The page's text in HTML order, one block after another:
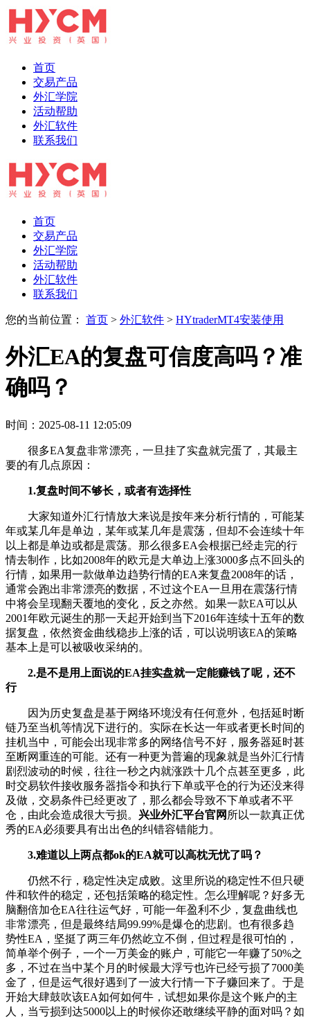
首页
交易产品
外汇学院
活动帮助
外汇软件
联系我们
首页
交易产品
外汇学院
活动帮助
外汇软件
联系我们
您的当前位置： 首页 > 外汇软件 > HYtraderMT4安装使用
外汇EA的复盘可信度高吗？准
确吗？
时间：2025-08-11 12:05:09
很多EA复盘非常漂亮，一旦挂了实盘就完蛋了，其最主
要的有几点原因：
1.复盘时间不够长，或者有选择性
大家知道外汇行情放大来说是按年来分析行情的，可能某
年或某几年是单边，某年或某几年是震荡，但却不会连续十年
以上都是单边或都是震荡。那么很多EA会根据已经走完的行
情去制作，比如2008年的欧元是大单边上涨3000多点不回头的
行情，如果用一款做单边趋势行情的EA来复盘2008年的话，
通常会跑出非常漂亮的数据，不过这个EA一旦用在震荡行情
中将会呈现翻天覆地的变化，反之亦然。如果一款EA可以从
2001年欧元诞生的那一天起开始到当下2016年连续十五年的数
据复盘，依然资金曲线稳步上涨的话，可以说明该EA的策略
基本上是可以被吸收采纳的。
2.是不是用上面说的EA挂实盘就一定能赚钱了呢，还不
行
因为历史复盘是基于网络环境没有任何意外，包括延时断
链乃至当机等情况下进行的。实际在长达一年或者更长时间的
挂机当中，可能会出现非常多的网络信号不好，服务器延时甚
至断网重连的可能。还有一种更为普遍的现象就是当外汇行情
剧烈波动的时候，往往一秒之内就涨跌十几个点甚至更多，此
时交易软件接收服务器指令和执行下单或平仓的行为还没来得
及做，交易条件已经更改了，那么都会导致不下单或者不平
仓，由此会造成很大亏损。 兴业外汇平台官网 所以一款真正优
秀的EA必须要具有出出色的纠错容错能力。
3.难道以上两点都ok的EA就可以高枕无忧了吗？
仍然不行，稳定性决定成败。这里所说的稳定性不但只硬
件和软件的稳定，还包括策略的稳定性。怎么理解呢？好多无
脑翻倍加仓EA往往运气好，可能一年盈利不少，复盘曲线也
非常漂亮，但是最终结局99.99%是爆仓的悲剧。也有很多趋
势性EA，坚挺了两三年仍然屹立不倒，但过程是很可怕的，
简单举个例子，一个一万美金的账户，可能它一年赚了50%之
多，不过在当中某个月的时候最大浮亏也许已经亏损了7000美
金了，但是运气很好遇到了一波大行情一下子赚回来了。于是
开始大肆鼓吹该EA如何如何牛，试想如果你是这个账户的主
人，当亏损到达5000以上的时候你还敢继续平静的面对吗？如